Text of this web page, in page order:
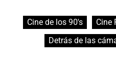
Cine de los 90's Cine
Detrás de las